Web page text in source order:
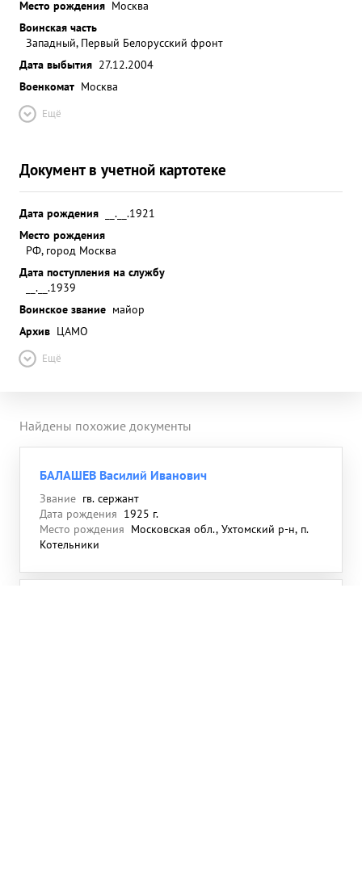
Место рождения Москва
Воинская часть
Западный, Первый Белорусский фронт
Дата выбытия 27.12.2004
Военкомат Москва
Ещё
Документ в учетной картотеке
Дата рождения
__.__.1921
Место рождения
РФ, город Москва
Дата поступления на службу
__.__.1939
Воинское звание майор
Архив ЦАМО
Ещё
Найдены похожие документы
БАЛАШЕВ Василий Иванович
Звание гв. сержант
Дата рождения 1925 г.
Место рождения Московская обл., Ухтомский р-н, п.
Котельники